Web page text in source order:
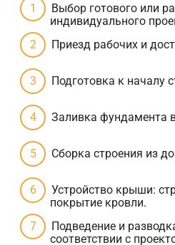
Выбор готового или
индивидуального
Приезд рабочих и
Подготовка к началу
Заливка фундамента
Сборка строения из
Устройство крыши:
покрытие кровли.
Подведение и
соответствии с